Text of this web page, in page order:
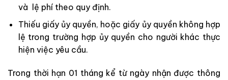
và lệ phí theo quy định.
Thiếu giấy ủy quyền, hoặc giấy ủy quyền không hợp
lệ trong trường hợp ủy quyền cho người khác thực
hiện việc yêu cầu.
Trong thời hạn 01 tháng kể từ ngày nhận được thông